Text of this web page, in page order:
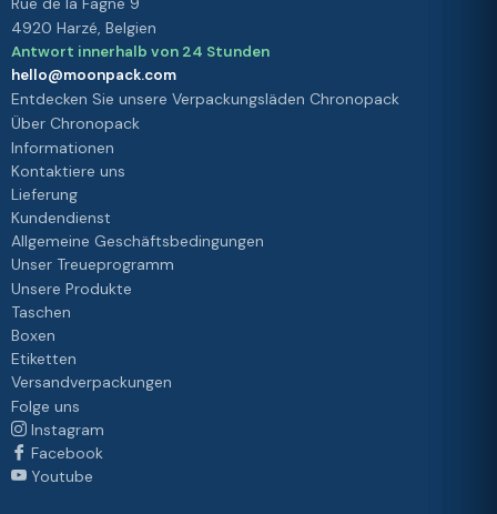
4920 Harzé, Belgien
Antwort innerhalb von 24 Stunden
hello@moonpack.com
Entdecken Sie unsere Verpackungsläden Chronopack
Über Chronopack
Informationen
Kontaktiere uns
Lieferung
Kundendienst
Allgemeine Geschäftsbedingungen
Unser Treueprogramm
Unsere Produkte
Taschen
Boxen
Etiketten
Versandverpackungen
Folge uns
Instagram
Facebook
Youtube